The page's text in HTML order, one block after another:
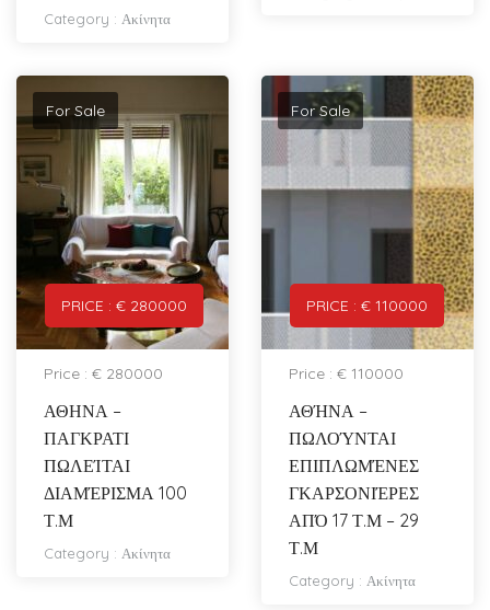
Category : Ακίνητα
PRICE : € 280000
For Sale
Price : € 280000
ΑΘΗΝΑ –
ΠΑΓΚΡΑΤΙ
ΠΩΛΕΊΤΑΙ
ΔΙΑΜΈΡΙΣΜΑ 100
Τ.Μ
Category : Ακίνητα
PRICE : € 110000
For Sale
Price : € 110000
ΑΘΉΝΑ –
ΠΩΛΟΎΝΤΑΙ
ΕΠΙΠΛΩΜΈΝΕΣ
ΓΚΑΡΣΟΝΙΈΡΕΣ
ΑΠΌ 17 Τ.Μ – 29
Τ.Μ
Category : Ακίνητα